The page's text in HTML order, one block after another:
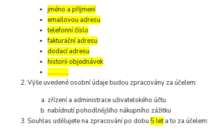
jméno a příjmení
emailovou adresu
telefonní číslo
fakturační adresu
dodací adresu
historii objednávek
…………..
Výše uvedené osobní údaje budou zpracovány za účelem:
zřízení a administrace uživatelského účtu
nabídnutí pohodlnějšího nákupního zážitku
Souhlas udělujete na zpracování po dobu 5 leta to za účelem: